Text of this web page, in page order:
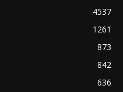
4537
1261
873
842
636